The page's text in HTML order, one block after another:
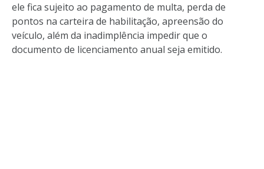
ele fica sujeito ao pagamento de multa, perda de
pontos na carteira de habilitação, apreensão do
veículo, além da inadimplência impedir que o
documento de licenciamento anual seja emitido.